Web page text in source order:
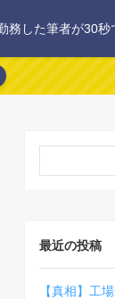
務した筆者が30秒
最近の投稿
【真相】工